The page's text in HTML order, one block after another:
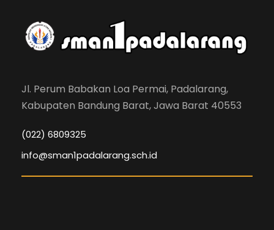
Jl. Perum Babakan Loa Permai, Padalarang,
Kabupaten Bandung Barat, Jawa Barat 40553
(022) 6809325
info@sman1padalarang.sch.id